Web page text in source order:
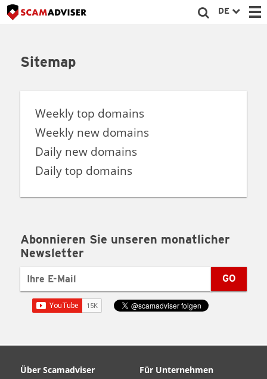
DE
Sitemap
Weekly top domains
Weekly new domains
Daily new domains
Daily top domains
Abonnieren Sie unseren monatlicher
Newsletter
GO
Für Unternehmen
Über Scamadviser